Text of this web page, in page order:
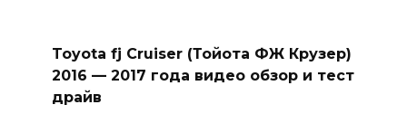
Toyota fj Cruiser (Тойота ФЖ Крузер)
2016 — 2017 года видео обзор и тест
драйв